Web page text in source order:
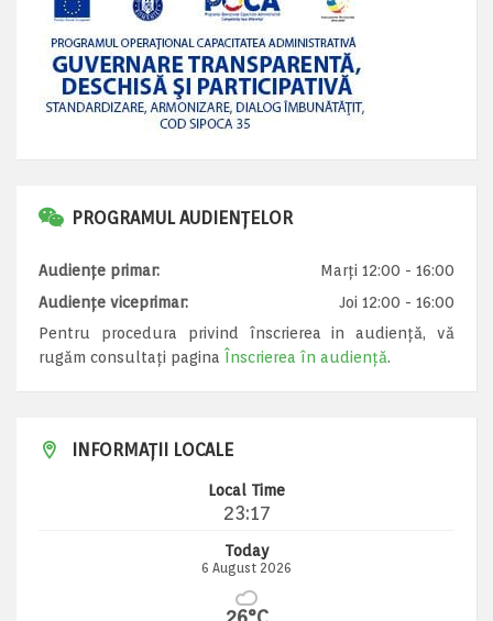
PROGRAMUL AUDIENȚELOR
Audiențe primar:
Marți 12:00 - 16:00
Audiențe viceprimar:
Joi 12:00 - 16:00
Pentru procedura privind înscrierea in audiență, vă
rugăm consultați pagina Înscrierea în audiență.
INFORMAȚII LOCALE
Local Time
23:17
Today
6 August 2026